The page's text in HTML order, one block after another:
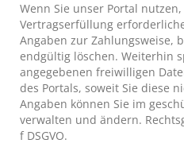
Wenn Sie unser Portal
Vertragserfüllung
Angaben zur Zahlungsweise,
endgültig löschen. Weiterhin
angegebenen freiwilligen
des Portals, soweit Sie diese
Angaben können Sie im
verwalten und ändern.
f DSGVO.